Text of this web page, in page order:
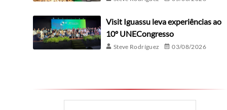
Visit Iguassu leva experiências ao
10º UNECongresso
Steve Rodríguez 03/08/2026